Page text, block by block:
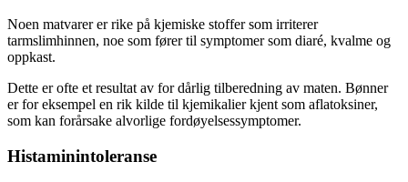
Noen matvarer er rike på kjemiske stoffer som irriterer
tarmslimhinnen, noe som fører til symptomer som diaré, kvalme og
oppkast.
Dette er ofte et resultat av for dårlig tilberedning av maten. Bønner
er for eksempel en rik kilde til kjemikalier kjent som aflatoksiner,
som kan forårsake alvorlige fordøyelsessymptomer.
Histaminintoleranse